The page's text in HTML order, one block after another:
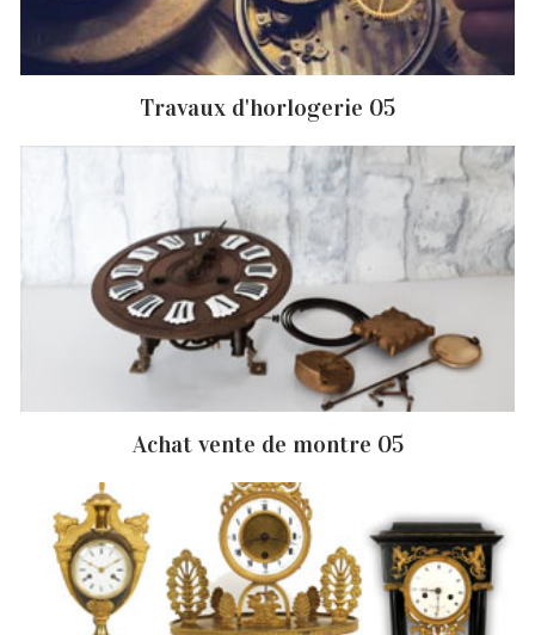
Travaux d'horlogerie 05
Achat vente de montre 05